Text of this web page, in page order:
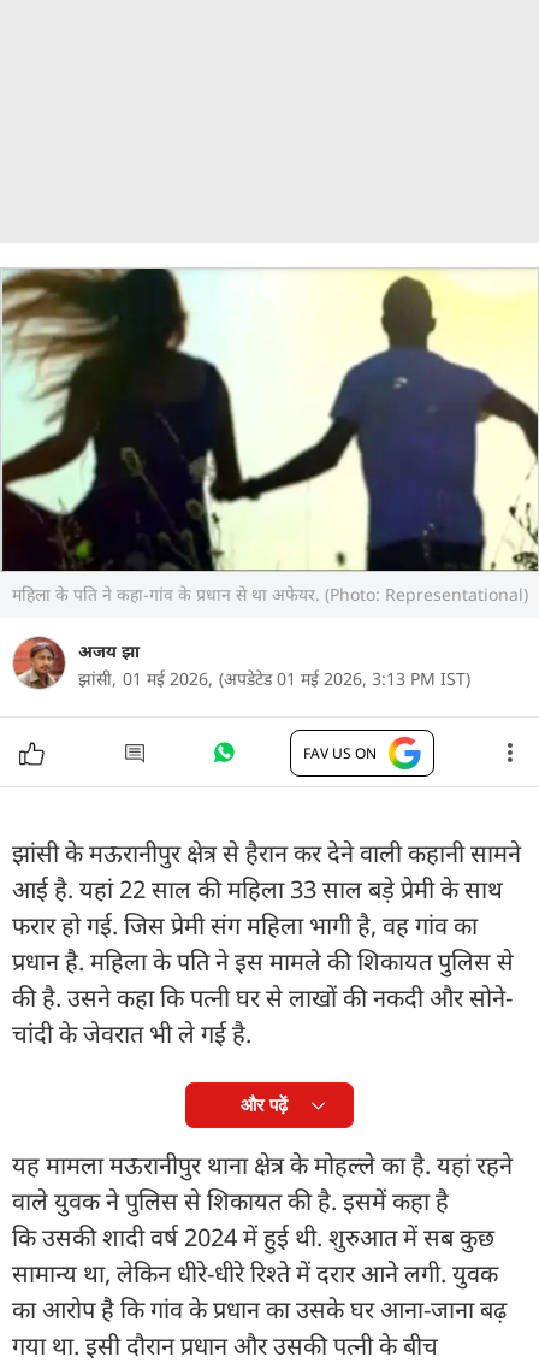
महिला के पति ने कहा-गांव के प्रधान से था अफेयर. (Photo: Representational)
अजय झा
झांसी, 01 मई 2026, (अपडेटेड 01 मई 2026, 3:13 PM IST)
FAV US ON
झांसी के मऊरानीपुर क्षेत्र से हैरान कर देने वाली कहानी सामने
आई है. यहां 22 साल की महिला 33 साल बड़े प्रेमी के साथ
फरार हो गई. जिस प्रेमी संग महिला भागी है, वह गांव का
प्रधान है. महिला के पति ने इस मामले की शिकायत पुलिस से
की है. उसने कहा कि पत्नी घर से लाखों की नकदी और सोने-
चांदी के जेवरात भी ले गई है.
और पढ़ें
यह मामला मऊरानीपुर थाना क्षेत्र के मोहल्ले का है. यहां रहने
वाले युवक ने पुलिस से शिकायत की है. इसमें कहा है
कि उसकी शादी वर्ष 2024 में हुई थी. शुरुआत में सब कुछ
सामान्य था, लेकिन धीरे-धीरे रिश्ते में दरार आने लगी. युवक
का आरोप है कि गांव के प्रधान का उसके घर आना-जाना बढ़
गया था. इसी दौरान प्रधान और उसकी पत्नी के बीच